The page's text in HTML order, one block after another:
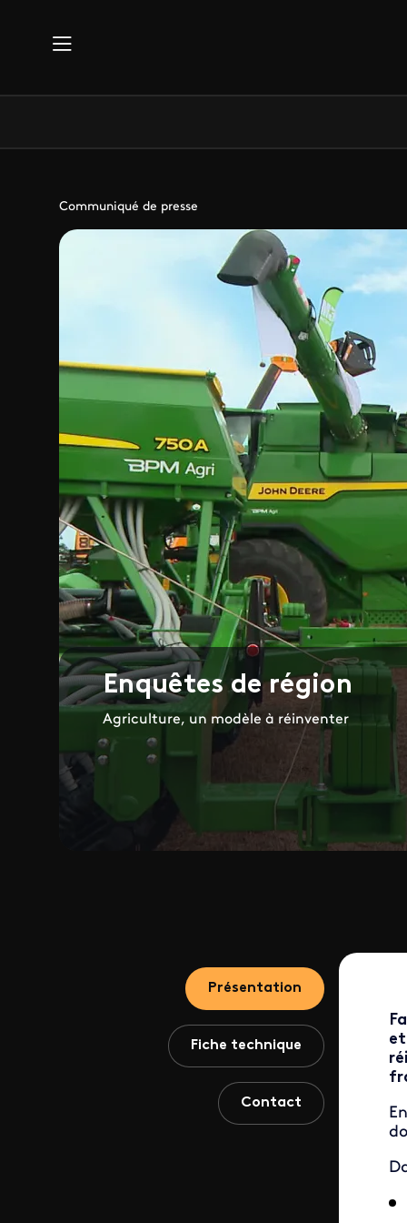
Communiqué de presse
Enquêtes de région
Agriculture, un modèle à réinventer
Présentation
Fiche technique
Contact